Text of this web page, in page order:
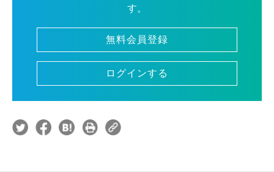
す。
無料会員登録
ログインする